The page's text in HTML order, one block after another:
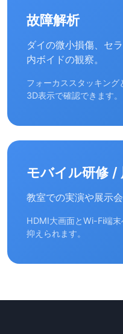
故障解析
ダイの微小損傷、セ
内ボイドの観察。
フォーカススタッキン
3D表示で確認できます。
モバイル研修 /
教室での実演や展示
HDMI大画面とWi-Fi端
抑えられます。